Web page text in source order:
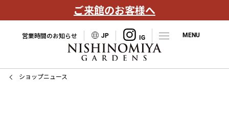
ご来館のお客様へ
営業時間のお知らせ JP
ショップニュース